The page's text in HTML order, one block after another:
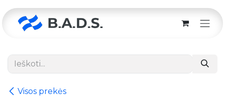
Visos prekės